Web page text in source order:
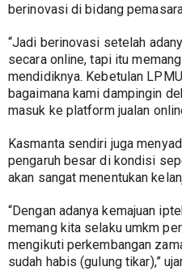
berinovasi di bidang
“Jadi berinovasi setelah
secara online, tapi itu
mendidiknya. Kebetulan
bagaimana kami dampingin
masuk ke platform jualan
Kasmanta sendiri juga
pengaruh besar di kondisi
akan sangat menentukan
“Dengan adanya kemajuan
memang kita selaku umkm
mengikuti perkembangan
sudah habis (gulung tikar),”